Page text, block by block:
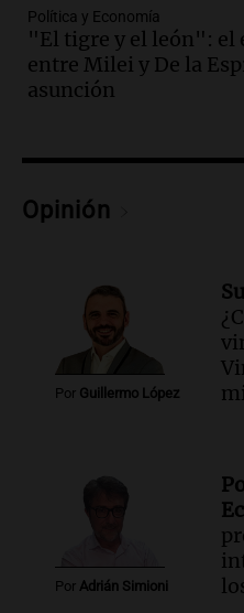
Episodios
Audio.Mujer de
mientras
en San Luis
abuso sexual:
Audio.Familiares
convocan marcha
trágica muerte en
Panorama Federal
suministro de
Panorama Federal
Audio.Docentes
descuentos de
Política y Economía
"El tigre y el león": el
entre Milei y De la
asunción
Opinión
Por Guillermo López
Por Adrián Simioni